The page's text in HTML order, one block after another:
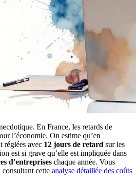
En France, les retards de
l’économie. On estime qu’en
réglées avec 12 jours de retard sur les
est si grave qu’elle est impliquée dans
d’entreprises chaque année. Vous
cette analyse détaillée des coûts